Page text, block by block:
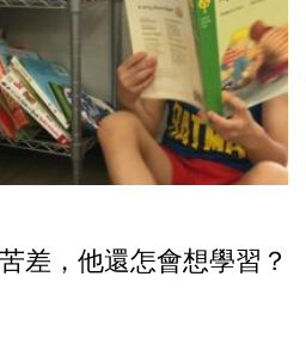
差，他還怎會想學習？